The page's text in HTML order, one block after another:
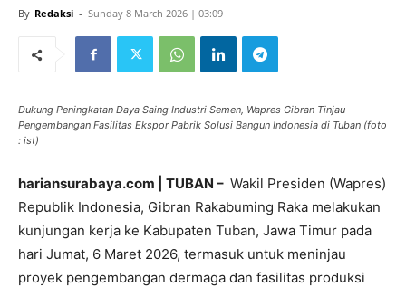
By Redaksi - Sunday 8 March 2026 | 03:09
Dukung Peningkatan Daya Saing Industri Semen, Wapres Gibran Tinjau
Pengembangan Fasilitas Ekspor Pabrik Solusi Bangun Indonesia di Tuban (foto
: ist)
hariansurabaya.com | TUBAN – Wakil Presiden (Wapres)
Republik Indonesia, Gibran Rakabuming Raka melakukan
kunjungan kerja ke Kabupaten Tuban, Jawa Timur pada
hari Jumat, 6 Maret 2026, termasuk untuk meninjau
proyek pengembangan dermaga dan fasilitas produksi